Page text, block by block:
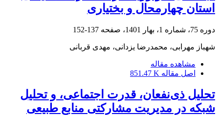
استان چهارمحال و بختیاری
دوره 75، شماره 1، بهار 1401، صفحه 137-152
شهباز مهرابی، محمدرضا یزدانی، مهدی قربانی
مشاهده مقاله
اصل مقاله 851.47 K
تحلیل ذی‌نفعان، قدرت اجتماعی، و تحلیل
شبکه در مدیریت مشارکتی منابع طبیعی